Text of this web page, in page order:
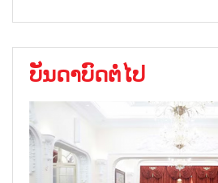
ບັນດາບົດຕໍ່ໄປ